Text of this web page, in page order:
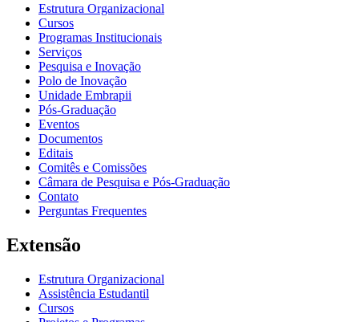
Estrutura Organizacional
Cursos
Programas Institucionais
Serviços
Pesquisa e Inovação
Polo de Inovação
Unidade Embrapii
Pós-Graduação
Eventos
Documentos
Editais
Comitês e Comissões
Câmara de Pesquisa e Pós-Graduação
Contato
Perguntas Frequentes
Extensão
Estrutura Organizacional
Assistência Estudantil
Cursos